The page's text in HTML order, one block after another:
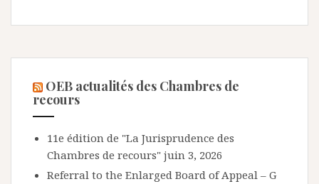
OEB actualités des Chambres de
recours
11e édition de "La Jurisprudence des
Chambres de recours" juin 3, 2026
Referral to the Enlarged Board of Appeal – G